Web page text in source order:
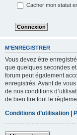
Cacher mon statut
M’ENREGISTRER
Vous devez être
que quelques secondes
forum peut également
enregistrés. Avant de
de nos conditions
de bien lire tout le
Conditions d’utilisation |